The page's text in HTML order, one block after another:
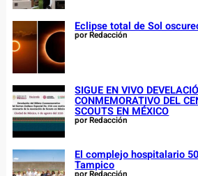
Eclipse total de Sol
por Redacción
SIGUE EN VIVO
CONMEMORATIVO DEL
SCOUTS EN MÉXICO
por Redacción
El complejo hospitalario
Tampico